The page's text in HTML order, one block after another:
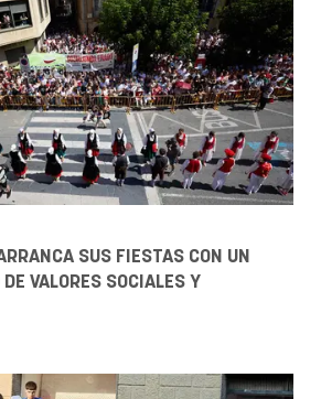
SUS FIESTAS CON UN
VALORES SOCIALES Y